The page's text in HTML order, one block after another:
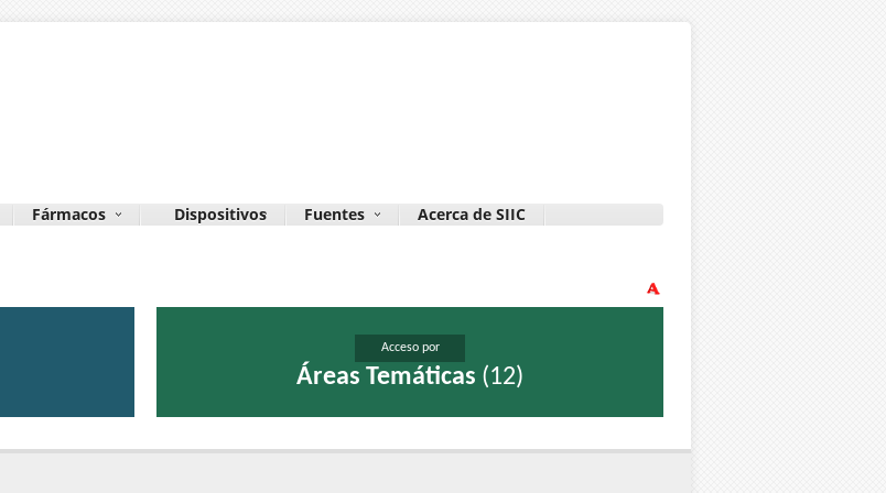
Fármacos Dispositivos Fuentes Acerca de SIIC
Acceso por
Áreas Temáticas (12)